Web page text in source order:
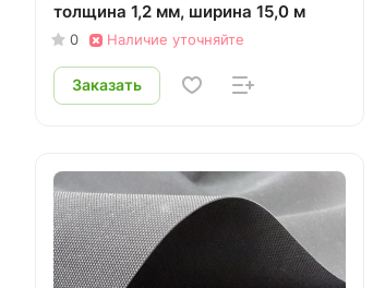
толщина 1,2 мм, ширина 15,0 м
0 Наличие уточняйте
Заказать